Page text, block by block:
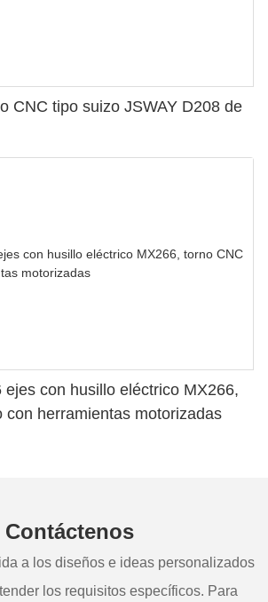
CNC tipo suizo JSWAY D208 de
ejes con husillo eléctrico MX266,
con herramientas motorizadas
Contáctenos
a los diseños e ideas personalizados
los requisitos específicos. Para